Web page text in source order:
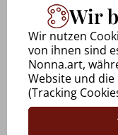
Uwe
28.09.2025 via
Marcéle
20.05.2025
Wir
Wir nutzen
von ihnen sind
Nonna.art,
Website und
(Tracking